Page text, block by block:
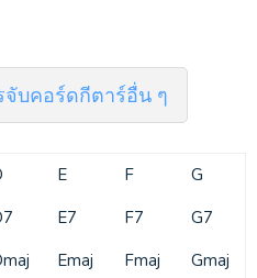
จับคอร์ดกีตาร์อื่น ๆ
E F
G
E7 F7
G7
Emaj
Fmaj
Gmaj